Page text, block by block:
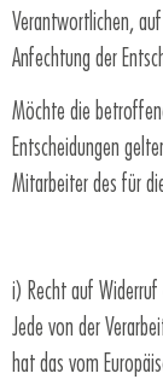
Verantwortlichen,
Anfechtung der
Möchte die
Entscheidungen
Mitarbeiter des für
i) Recht auf Widerruf
Jede von der
hat das vom